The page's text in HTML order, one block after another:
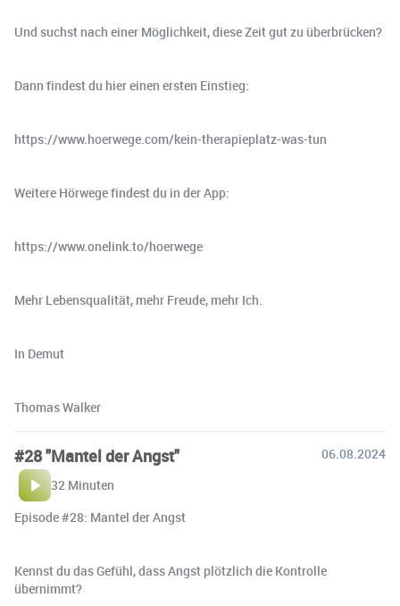
Und suchst nach einer Möglichkeit, diese Zeit gut zu überbrücken?
Dann findest du hier einen ersten Einstieg:
https://www.hoerwege.com/kein-therapieplatz-was-tun
Weitere Hörwege findest du in der App:
https://www.onelink.to/hoerwege
Mehr Lebensqualität, mehr Freude, mehr Ich.
In Demut
Thomas Walker
#28 "Mantel der Angst"
06.08.2024
32 Minuten
Episode #28: Mantel der Angst
Kennst du das Gefühl, dass Angst plötzlich die Kontrolle
übernimmt?